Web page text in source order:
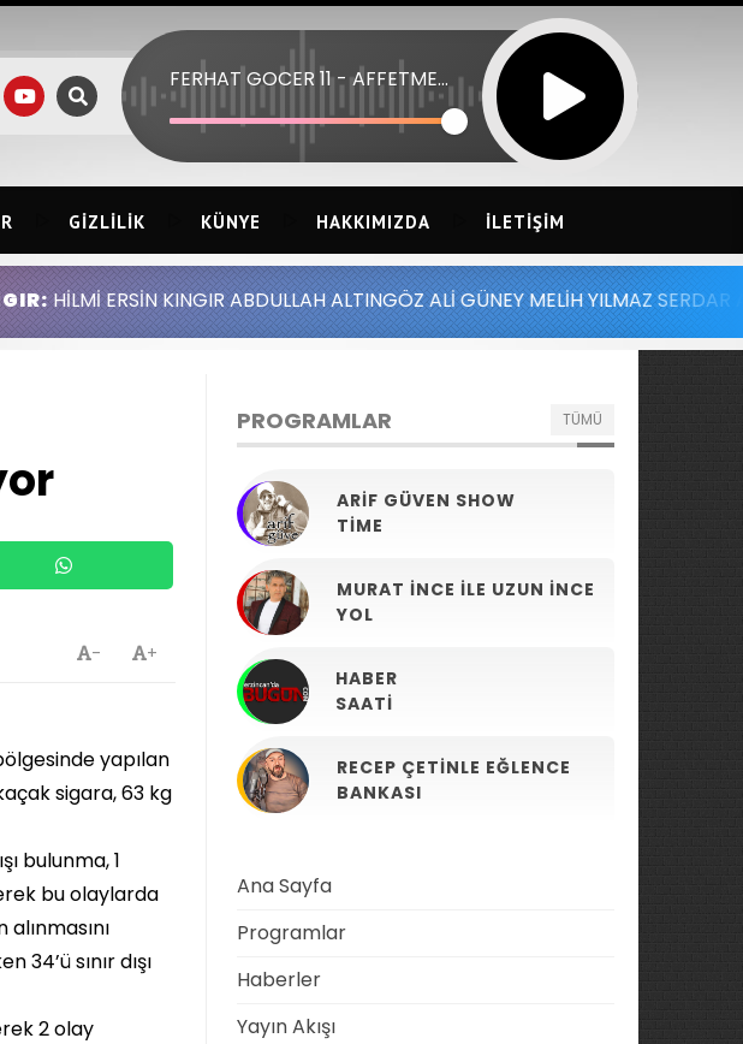
FERHAT GOCER 11 - AFFETMEDIM SENI
GIZLILIK KÜNYE HAKKIMIZDA İLETIŞIM
KINGIR ABDULLAH ALTINGÖZ ALİ GÜNEY MELİH YILMAZ SERDAR AYDIN
+
-
yapılan
sigara, 63 kg
bulunma, 1
bu olaylarda
sınır dışı
2 olay
PROGRAMLAR TÜMÜ
ARIF GÜVEN SHOW
TIME
MURAT İNCE ILE UZUN İNCE
YOL
HABER
SAATI
RECEP ÇETINLE EĞLENCE
BANKASI
Ana Sayfa
Programlar
Haberler
Yayın Akışı